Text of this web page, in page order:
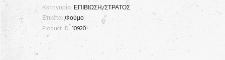
Κατηγορία: ΕΠΙΒΙΩΣΗ/ΣΤΡΑΤΟΣ
Ετικέτα:Φούμο
Product ID:10920